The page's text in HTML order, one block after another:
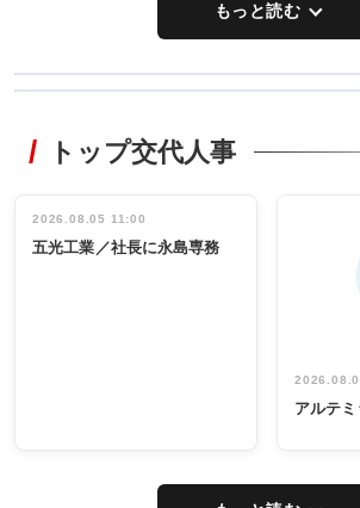
もっと読む
非鉄業界で
インタビュ
ー／社内ア
タックトレー
祝う 業界関
係者ら220人
出席
トップ交代人事
2026.08.05 11:00
五光工業／社長に永島専務
アルテ